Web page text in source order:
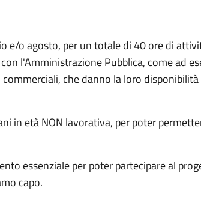
e/o agosto, per un totale di 40 ore di
l'Amministrazione Pubblica, come ad
che danno la loro
in età NON lavorativa, per poter
essenziale per poter partecipare al
capo.